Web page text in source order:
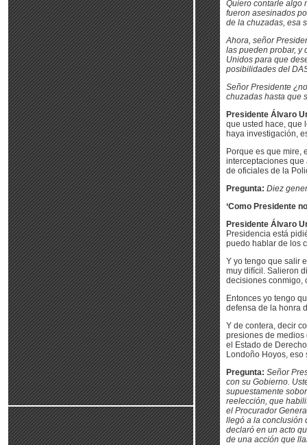
Quiero contarle algo
fueron asesinados
de la chuzadas, esa
Ahora, señor
las pueden probar, y
Unidos para que
posibilidades del
Señor Presidente
chuzadas hasta que
Presidente Álvaro
que usted hace, que
haya investigación,
Porque es que mire,
interceptaciones
de oficiales de la
Pregunta: Diez
‘Como Presidente
Presidente Álvaro
Presidencia está
puedo hablar de los
Y yo tengo que salir
muy difícil. Salieron
decisiones conmigo,
Entonces yo tengo
defensa de la honra
Y de contera, decir
presiones de medios
el Estado de
Londoño Hoyos, eso
Pregunta: Señor
con su Gobierno.
supuestamente
reelección, que
el Procurador
llegó a la conclusión
declaró en un acto
de una acción que